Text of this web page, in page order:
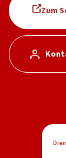
Zum